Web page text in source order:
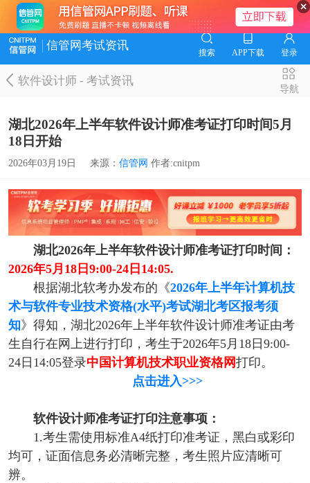
信管网考试资讯
搜索 APP下载 登录
软件设计师-考试资讯
导航
湖北2026年上半年软件设计师准考证打印时间5月
18日开始
2026年03月19日 来源： 信管网 作者:cnitpm
湖北2026年上半年软件设计师准考证打印时间：
2026年5月18日9:00-24日14:05.
根据湖北软考办发布的《2026年上半年计算机技
术与软件专业技术资格(水平)考试湖北考区报考须
知》得知，湖北2026年上半年软件设计师准考证由考
生自行在网上进行打印，考生于2026年5月18日9:00-
24日14:05登录中国计算机技术职业资格网打印。
点击进入>>>
软件设计师准考证打印注意事项：
1.考生需使用标准A4纸打印准考证，黑白或彩印
均可，证面信息务必清晰完整，考生照片应清晰可
辨。